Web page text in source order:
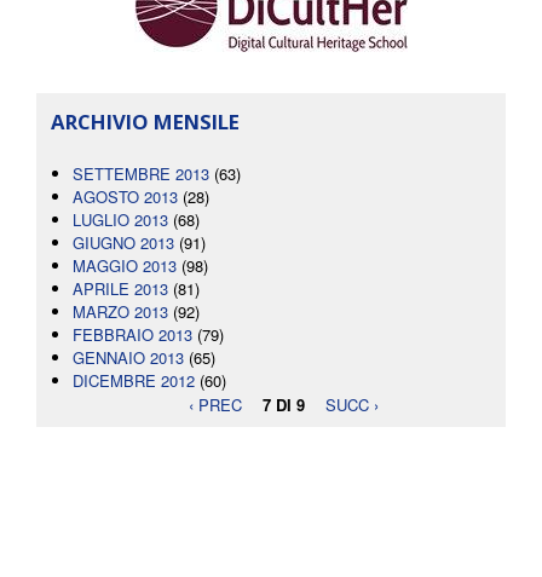
ARCHIVIO MENSILE
SETTEMBRE 2013 (63)
AGOSTO 2013 (28)
LUGLIO 2013 (68)
GIUGNO 2013 (91)
MAGGIO 2013 (98)
APRILE 2013 (81)
MARZO 2013 (92)
FEBBRAIO 2013 (79)
GENNAIO 2013 (65)
DICEMBRE 2012 (60)
‹ PREC
7 DI 9 SUCC ›